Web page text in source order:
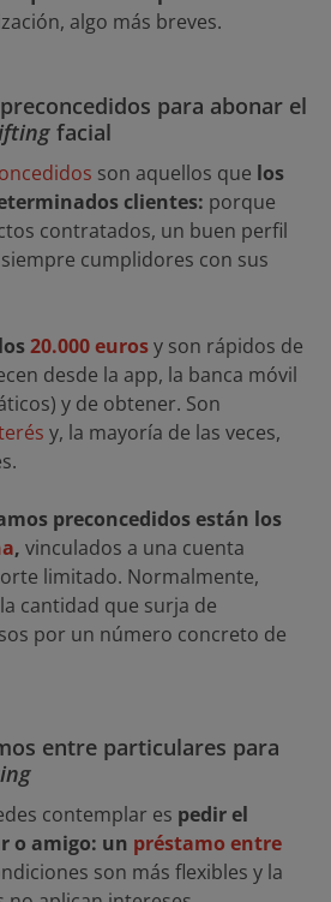
algo más breves.
para abonar el
facial
son aquellos que los
clientes: porque
contratados, un buen perfil
cumplidores con sus
20.000 eurosy son rápidos de
desde la app, la banca móvil
y de obtener. Son
y, la mayoría de las veces,
preconcedidos están los
, vinculados a una cuenta
limitado. Normalmente,
cantidad que surja de
por un número concreto de
entre particulares para
contemplar es pedir el
o amigo: un préstamo entre
son más flexibles y la